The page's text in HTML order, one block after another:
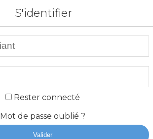
S'identifier
Rester connecté
Mot de passe oublié ?
Valider